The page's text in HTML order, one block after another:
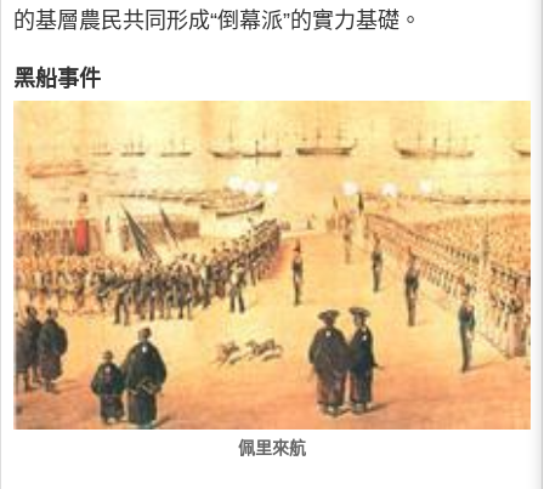
的基層農民共同形成“倒幕派”的實力基礎。
黑船事件
佩里來航